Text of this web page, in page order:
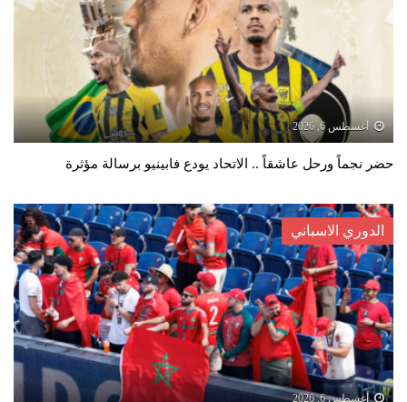
أغسطس 6, 2026
حضر نجماً ورحل عاشقاً .. الاتحاد يودع فابينيو برسالة مؤثرة
الدوري الاسباني
أغسطس 6, 2026